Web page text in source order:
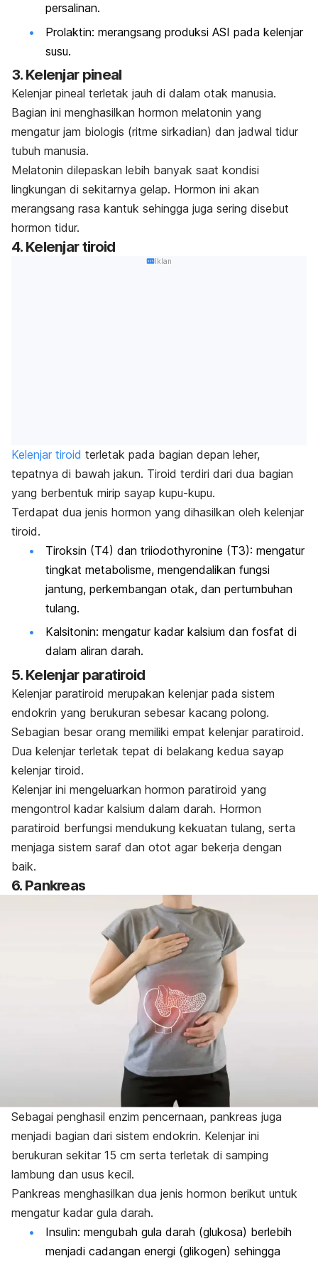
persalinan.
Prolaktin: merangsang produksi ASI pada kelenjar
susu.
3. Kelenjar pineal
Kelenjar pineal terletak jauh di dalam otak manusia.
Bagian ini menghasilkan hormon melatonin yang
mengatur jam biologis (ritme sirkadian) dan jadwal tidur
tubuh manusia.
Melatonin dilepaskan lebih banyak saat kondisi
lingkungan di sekitarnya gelap. Hormon ini akan
merangsang rasa kantuk sehingga juga sering disebut
hormon tidur.
4. Kelenjar tiroid
Iklan
Kelenjar tiroid terletak pada bagian depan leher,
tepatnya di bawah jakun. Tiroid terdiri dari dua bagian
yang berbentuk mirip sayap kupu-kupu.
Terdapat dua jenis hormon yang dihasilkan oleh kelenjar
tiroid.
Tiroksin (T4) dan triiodothyronine (T3): mengatur
tingkat metabolisme, mengendalikan fungsi
jantung, perkembangan otak, dan pertumbuhan
tulang.
Kalsitonin: mengatur kadar kalsium dan fosfat di
dalam aliran darah.
5. Kelenjar paratiroid
Kelenjar paratiroid merupakan kelenjar pada sistem
endokrin yang berukuran sebesar kacang polong.
Sebagian besar orang memiliki empat kelenjar paratiroid.
Dua kelenjar terletak tepat di belakang kedua sayap
kelenjar tiroid.
Kelenjar ini mengeluarkan hormon paratiroid yang
mengontrol kadar kalsium dalam darah. Hormon
paratiroid berfungsi mendukung kekuatan tulang, serta
menjaga sistem saraf dan otot agar bekerja dengan
baik.
6. Pankreas
Sebagai penghasil enzim pencernaan, pankreas juga
menjadi bagian dari sistem endokrin. Kelenjar ini
berukuran sekitar 15 cm serta terletak di samping
lambung dan usus kecil.
Pankreas menghasilkan dua jenis hormon berikut untuk
mengatur kadar gula darah.
Insulin: mengubah gula darah (glukosa) berlebih
menjadi cadangan energi (glikogen) sehingga